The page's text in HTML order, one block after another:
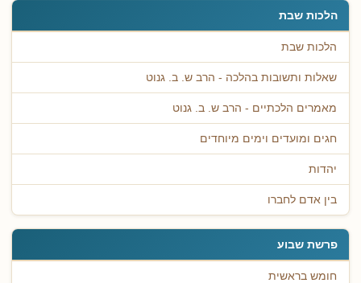
הלכות שבת
הלכות שבת
שאלות ותשובות בהלכה - הרב ש. ב. גנוט
מאמרים הלכתיים - הרב ש. ב. גנוט
חגים ומועדים וימים מיוחדים
יהדות
בין אדם לחברו
פרשת שבוע
חומש בראשית